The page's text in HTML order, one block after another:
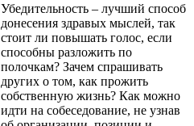
Убедительность – лучший способ
донесения здравых мыслей, так
стоит ли повышать голос, если
способны разложить по
полочкам? Зачем спрашивать
других о том, как прожить
собственную жизнь? Как можно
идти на собеседование, не узнав